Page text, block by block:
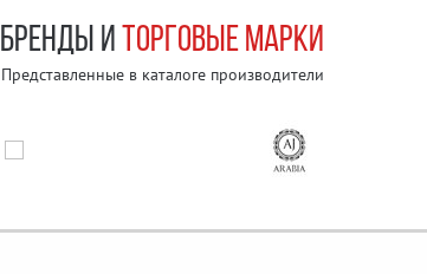
БРЕНДЫ И ТОРГОВЫЕ МАРКИ
Представленные в каталоге производители